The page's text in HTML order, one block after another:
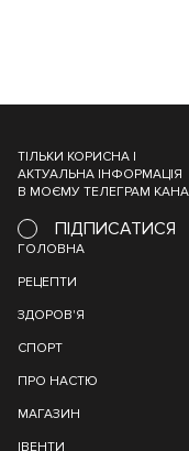
ТІЛЬКИ КОРИСНА І
АКТУАЛЬНА ІНФОРМАЦІЯ
В МОЄМУ ТЕЛЕГРАМ
ПІДПИСАТИСЯ
ГОЛОВНА
РЕЦЕПТИ
ЗДОРОВ'Я
СПОРТ
ПРО НАСТЮ
МАГАЗИН
ІВЕНТИ